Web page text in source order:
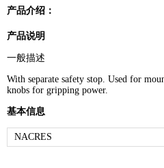
产品介绍：
产品说明
一般描述
With separate safety stop. Used for
knobs for gripping power.
基本信息
NACRES